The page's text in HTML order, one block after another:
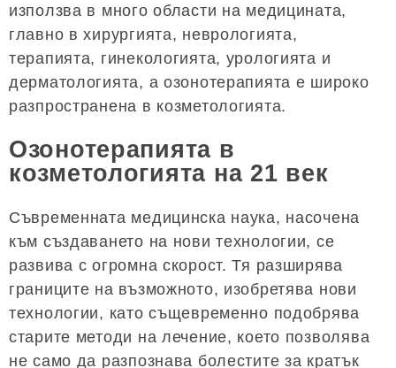
използва в много области на медицината,
главно в хирургията, неврологията,
терапията, гинекологията, урологията и
дерматологията, а озонотерапията е широко
разпространена в козметологията.
Озонотерапията в
козметологията на 21 век
Съвременната медицинска наука, насочена
към създаването на нови технологии, се
развива с огромна скорост. Тя разширява
границите на възможното, изобретява нови
технологии, като същевременно подобрява
старите методи на лечение, което позволява
не само да разпознава болестите за кратък